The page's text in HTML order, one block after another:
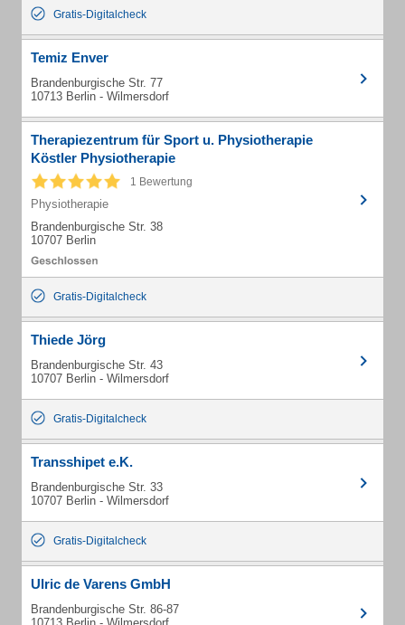
Gratis-Digitalcheck
Temiz Enver
Brandenburgische Str. 77
10713 Berlin - Wilmersdorf
Therapiezentrum für Sport u. Physiotherapie
Köstler Physiotherapie
1 Bewertung
Physiotherapie
Brandenburgische Str. 38
10707 Berlin
Gratis-Digitalcheck
Thiede Jörg
Brandenburgische Str. 43
10707 Berlin - Wilmersdorf
Gratis-Digitalcheck
Transshipet e.K.
Brandenburgische Str. 33
10707 Berlin - Wilmersdorf
Gratis-Digitalcheck
Ulric de Varens GmbH
Brandenburgische Str. 86-87